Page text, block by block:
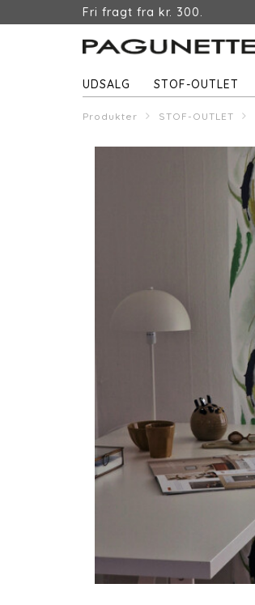
Fri fragt fra kr. 300.
UDSALG STOF-OUTLET
Produkter STOF-OUTLET